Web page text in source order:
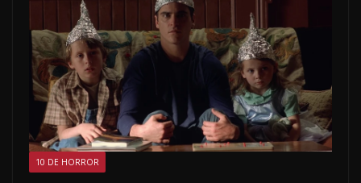
10 DE HORROR